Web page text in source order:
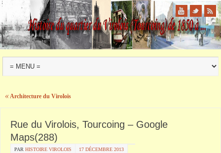
«Architecture du Virolois
Rue du Virolois, Tourcoing – Google
Maps(288)
PAR HISTOIRE VIROLOIS 17 DÉCEMBRE 2013